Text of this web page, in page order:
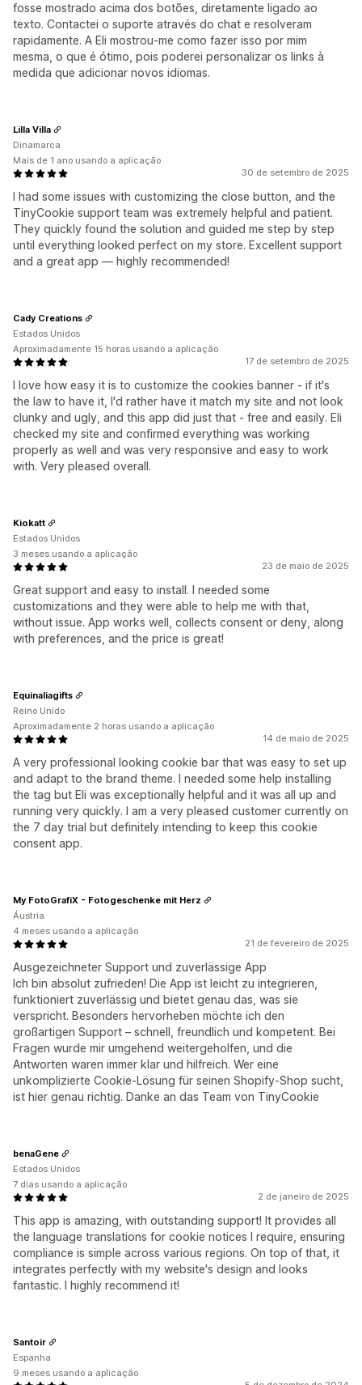
fosse mostrado acima dos botões, diretamente ligado ao
texto. Contactei o suporte através do chat e resolveram
rapidamente. A Eli mostrou-me como fazer isso por mim
mesma, o que é ótimo, pois poderei personalizar os links à
medida que adicionar novos idiomas.
30 de setembro de 2025
I had some issues with customizing the close button, and the
TinyCookie support team was extremely helpful and patient.
They quickly found the solution and guided me step by step
until everything looked perfect on my store. Excellent support
and a great app — highly recommended!
Lilla Villa
Dinamarca
Mais de 1 ano usando a aplicação
17 de setembro de 2025
I love how easy it is to customize the cookies banner - if it's
the law to have it, I'd rather have it match my site and not look
clunky and ugly, and this app did just that - free and easily. Eli
checked my site and confirmed everything was working
properly as well and was very responsive and easy to work
with. Very pleased overall.
Cady Creations
Estados Unidos
Aproximadamente 15 horas usando a aplicação
23 de maio de 2025
Great support and easy to install. I needed some
customizations and they were able to help me with that,
without issue. App works well, collects consent or deny, along
with preferences, and the price is great!
Kiokatt
Estados Unidos
3 meses usando a aplicação
14 de maio de 2025
A very professional looking cookie bar that was easy to set up
and adapt to the brand theme. I needed some help installing
the tag but Eli was exceptionally helpful and it was all up and
running very quickly. I am a very pleased customer currently on
the 7 day trial but definitely intending to keep this cookie
consent app.
Equinaliagifts
Reino Unido
Aproximadamente 2 horas usando a aplicação
21 de fevereiro de 2025
Ausgezeichneter Support und zuverlässige App
Ich bin absolut zufrieden! Die App ist leicht zu integrieren,
funktioniert zuverlässig und bietet genau das, was sie
verspricht. Besonders hervorheben möchte ich den
großartigen Support – schnell, freundlich und kompetent. Bei
Fragen wurde mir umgehend weitergeholfen, und die
Antworten waren immer klar und hilfreich. Wer eine
unkomplizierte Cookie-Lösung für seinen Shopify-Shop sucht,
ist hier genau richtig. Danke an das Team von TinyCookie
My FotoGrafiX - Fotogeschenke mit Herz
Áustria
4 meses usando a aplicação
2 de janeiro de 2025
This app is amazing, with outstanding support! It provides all
the language translations for cookie notices I require, ensuring
compliance is simple across various regions. On top of that, it
integrates perfectly with my website's design and looks
fantastic. I highly recommend it!
benaGene
Estados Unidos
7 dias usando a aplicação
Santoir
Espanha
9 meses usando a aplicação